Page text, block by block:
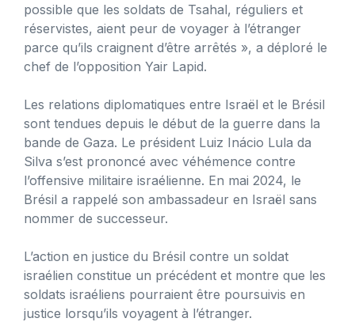
possible que les soldats de Tsahal, réguliers et
réservistes, aient peur de voyager à l’étranger
parce qu’ils craignent d’être arrêtés », a déploré le
chef de l’opposition Yair Lapid.
Les relations diplomatiques entre Israël et le Brésil
sont tendues depuis le début de la guerre dans la
bande de Gaza. Le président Luiz Inácio Lula da
Silva s’est prononcé avec véhémence contre
l’offensive militaire israélienne. En mai 2024, le
Brésil a rappelé son ambassadeur en Israël sans
nommer de successeur.
L’action en justice du Brésil contre un soldat
israélien constitue un précédent et montre que les
soldats israéliens pourraient être poursuivis en
justice lorsqu’ils voyagent à l’étranger.